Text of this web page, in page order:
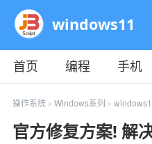
windows11
首页 编程 手机
教程
平面 服务器
操作系统> Windows系列 >
官方修复方案! 解